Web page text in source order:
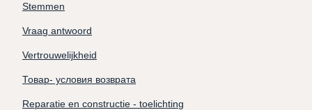
Stemmen
Vraag antwoord
Vertrouwelijkheid
Товар- условия возврата
Reparatie en constructie - toelichting